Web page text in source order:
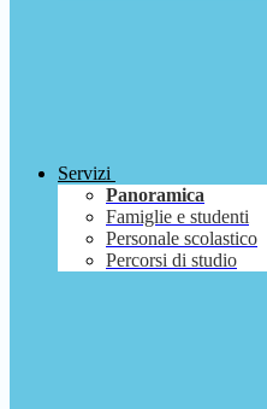
Servizi
Panoramica
Famiglie e studenti
Personale scolastico
Percorsi di studio